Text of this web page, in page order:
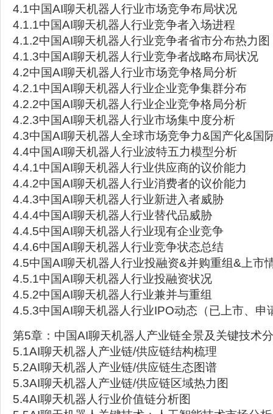
4.1中国AI聊天机器人行业市场竞争布局状况
4.1.1中国AI聊天机器人行业竞争者入场进程
4.1.2中国AI聊天机器人行业竞争者省市分布热力图
4.1.3中国AI聊天机器人行业竞争者战略布局状况
4.2中国AI聊天机器人行业市场竞争格局分析
4.2.1中国AI聊天机器人行业企业竞争集群分布
4.2.2中国AI聊天机器人行业企业竞争格局分析
4.2.3中国AI聊天机器人行业市场集中度分析
4.3中国AI聊天机器人全球市场竞争力&国产化&国
4.4中国AI聊天机器人行业波特五力模型分析
4.4.1中国AI聊天机器人行业供应商的议价能力
4.4.2中国AI聊天机器人行业消费者的议价能力
4.4.3中国AI聊天机器人行业新进入者威胁
4.4.4中国AI聊天机器人行业替代品威胁
4.4.5中国AI聊天机器人行业现有企业竞争
4.4.6中国AI聊天机器人行业竞争状态总结
4.5中国AI聊天机器人行业投融资&并购重组&上市
4.5.1中国AI聊天机器人行业投融资状况
4.5.2中国AI聊天机器人行业兼并与重组
4.5.3中国AI聊天机器人行业IPO动态（已上市、申
第5章：中国AI聊天机器人产业链全景及关键技术
5.1AI聊天机器人产业链/供应链结构梳理
5.2AI聊天机器人产业链/供应链生态图谱
5.3AI聊天机器人产业链/供应链区域热力图
5.4AI聊天机器人行业价值链分析图